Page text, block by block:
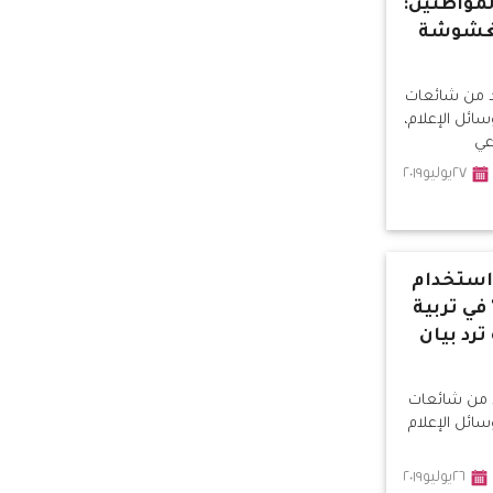
مغشوشة
من شائعات
الإعلام،
٢٧يوليو٢٠١٩
تربية
بيان
من شائعات
الإعلام
٢٦يوليو٢٠١٩